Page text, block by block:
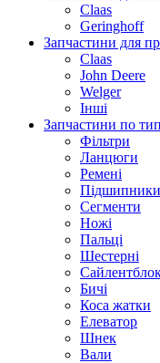
Claas
Geringhoff
Запчастини для
Claas
John Deere
Welger
Інші
Запчастини по
Фільтри
Ланцюги
Ремені
Підшипники
Сегменти
Ножі
Пальці
Шестерні
Бичі
Коса жатки
Елеватор
Шнек
Вали